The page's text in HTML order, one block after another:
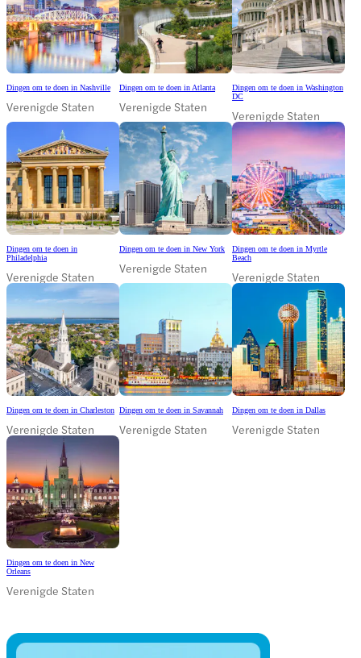
Dingen om te doen in Nashville
Verenigde Staten
Dingen om te doen in Atlanta
Verenigde Staten
Dingen om te doen in Washington
DC
Verenigde Staten
Dingen om te doen in
Philadelphia
Verenigde Staten
Dingen om te doen in New York
Verenigde Staten
Dingen om te doen in Myrtle
Beach
Verenigde Staten
Dingen om te doen in Charleston
Verenigde Staten
Dingen om te doen in Savannah
Verenigde Staten
Dingen om te doen in Dallas
Verenigde Staten
Dingen om te doen in New
Orleans
Verenigde Staten